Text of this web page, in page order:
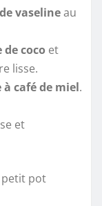
vaselineau
de coco et
lisse.
à café de miel.
et
petit pot